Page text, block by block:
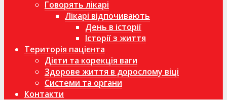
Говорять лікарі
Лікарі відпочивають
День в історії
Історії з життя
Територія пацієнта
Дієти та корекція ваги
Здорове життя в дорослому віці
Системи та органи
Контакти